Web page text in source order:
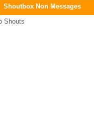
Shoutbox Non Messages
Shouts